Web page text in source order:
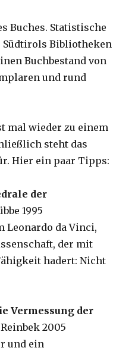
Buches. Statistische
Südtirols Bibliotheken
Buchbestand von
und rund
mal wieder zu einem
steht das
Hier ein paar Tipps:
der
1995
Leonardo da Vinci,
der mit
hadert: Nicht
Vermessung der
2005
und ein